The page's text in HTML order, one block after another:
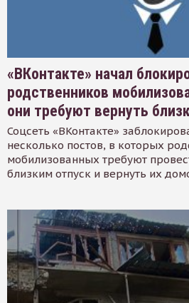
«ВКонтакте» начал
родственников
они требуют вернуть
Соцсеть «ВКонтакте»
несколько постов, в которых
мобилизованных требуют
близким отпуск и вернуть их